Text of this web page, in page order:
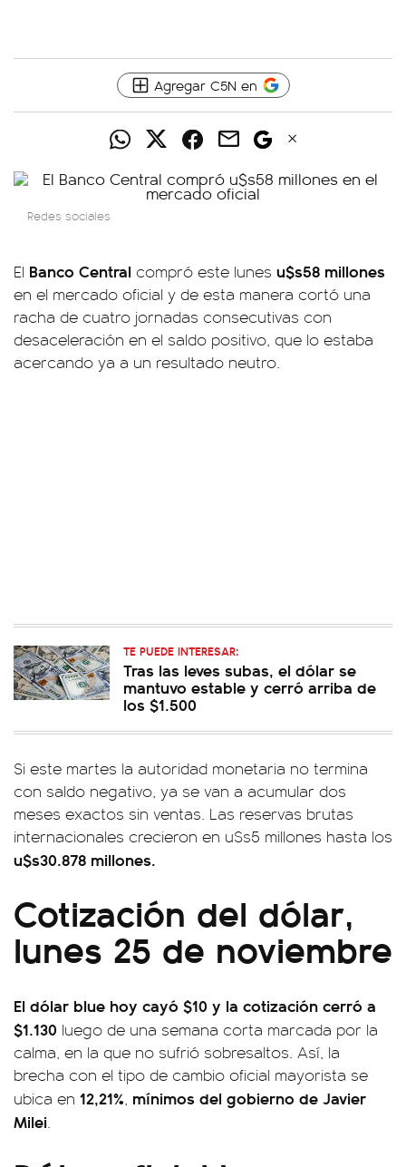
Agregar C5N en
Redes sociales
El Banco Central compró este lunes u$s58 millones
en el mercado oficial y de esta manera cortó una
racha de cuatro jornadas consecutivas con
desaceleración en el saldo positivo, que lo estaba
acercando ya a un resultado neutro.
TE PUEDE INTERESAR:
Tras las leves subas, el dólar se
mantuvo estable y cerró arriba de
los $1.500
Si este martes la autoridad monetaria no termina
con saldo negativo, ya se van a acumular dos
meses exactos sin ventas. Las reservas brutas
internacionales crecieron en u$s5 millones hasta los
u$s30.878 millones.
Cotización del dólar,
lunes 25 de noviembre
El dólar blue hoy cayó $10 y la cotización cerró a
$1.130 luego de una semana corta marcada por la
calma, en la que no sufrió sobresaltos. Así, la
brecha con el tipo de cambio oficial mayorista se
ubica en 12,21%, mínimos del gobierno de Javier
Milei.